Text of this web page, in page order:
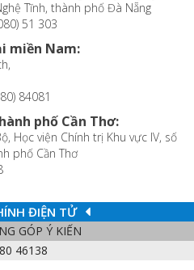
Tĩnh, thành phố Đà Nẵng
51 303
miền Nam:
84081
phố Cần Thơ:
Học viện Chính trị Khu vực IV, số
phố Cần Thơ
ĐIỆN TỬ
GÓP Ý KIẾN
46138